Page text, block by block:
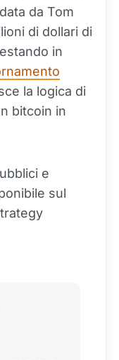
da Tom
di dollari di
in
la logica di
bitcoin in
e
sul